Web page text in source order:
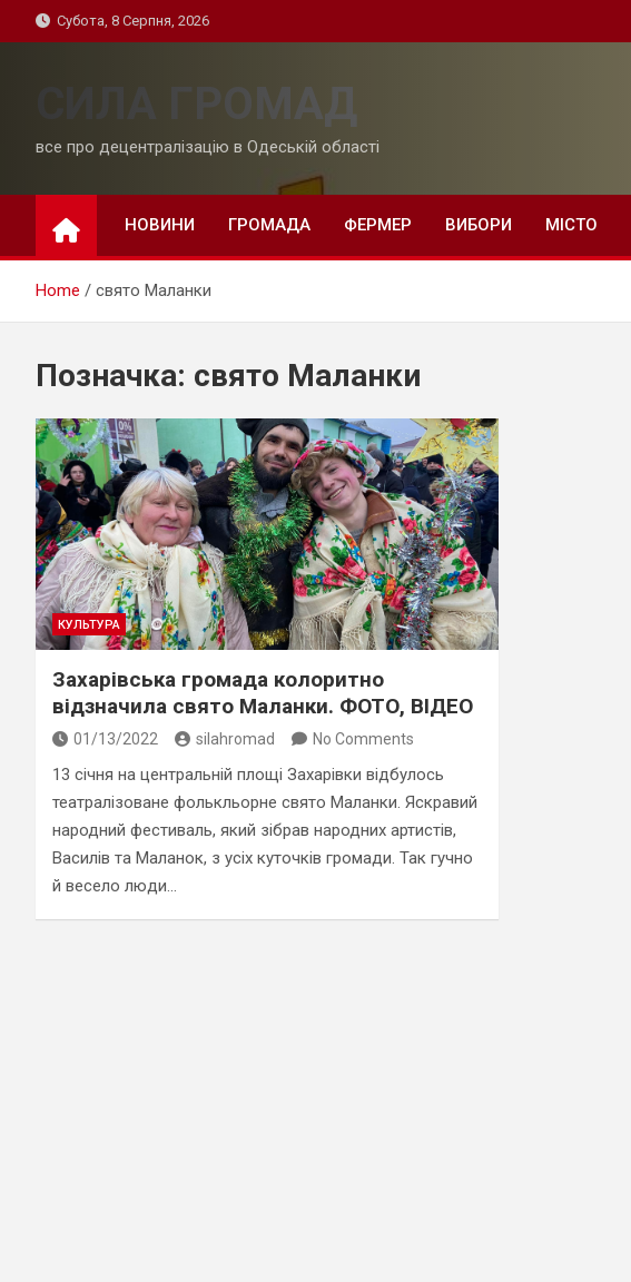
to
Субота, 8 Серпня, 2026
СИЛА ГРОМАД
все про децентралізацію в Одеській області
НОВИНИ ГРОМАДА ФЕРМЕР ВИБОРИ МІСТО
Home свято Маланки
Позначка: свято Маланки
КУЛЬТУРА
Захарівська громада колоритно
відзначила свято Маланки. ФОТО, ВІДЕО
01/13/2022 silahromad No Comments
13 січня на центральній площі Захарівки відбулось
театралізоване фолькльорне свято Маланки. Яскравий
народний фестиваль, який зібрав народних артистів,
Василів та Маланок, з усіх куточків громади. Так гучно
й весело люди…